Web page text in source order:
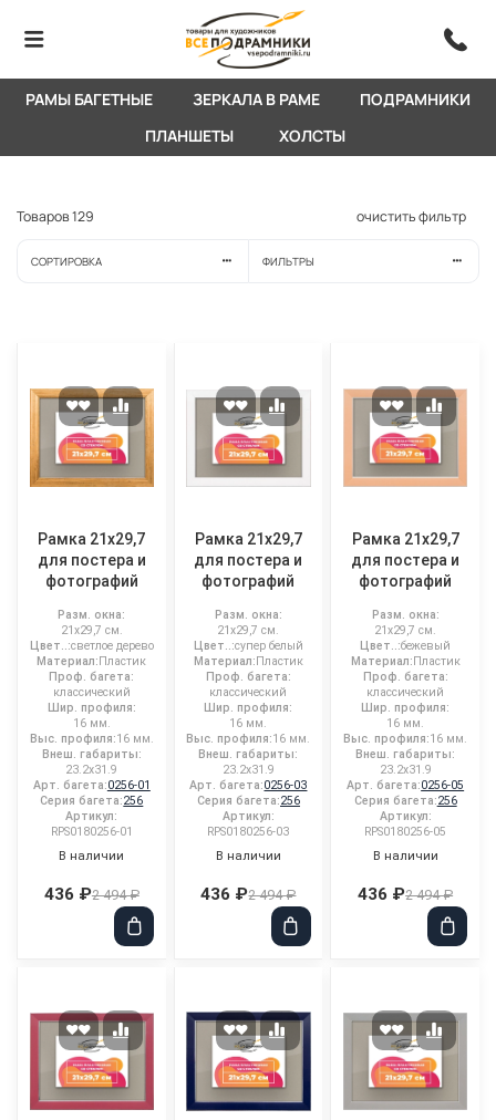
РАМЫ БАГЕТНЫЕ ЗЕРКАЛА В РАМЕ
ПОДРАМНИКИ
ПЛАНШЕТЫ
ХОЛСТЫ
Товаров129 очистить фильтр
СОРТИРОВКА ФИЛЬТРЫ
Рамка 21x29,7
для постера и
фотографий
Разм. окна:
21x29,7 см.
Цвет..:светлое дерево
Материал:Пластик
Проф. багета:
классический
Шир. профиля:
16 мм.
Выс. профиля:16 мм.
Внеш. габариты:
23.2x31.9
Арт. багета:0256-01
Серия багета:256
Артикул:
RPS0180256-01
В наличии
436 ₽2 494 ₽
Рамка 21x29,7
для постера и
фотографий
Разм. окна:
21x29,7 см.
Цвет..:супер белый
Материал:Пластик
Проф. багета:
классический
Шир. профиля:
16 мм.
Выс. профиля:16 мм.
Внеш. габариты:
23.2x31.9
Арт. багета:0256-03
Серия багета:256
Артикул:
RPS0180256-03
В наличии
436 ₽2 494 ₽
Рамка 21x29,7
для постера и
фотографий
Разм. окна:
21x29,7 см.
Цвет..:бежевый
Материал:Пластик
Проф. багета:
классический
Шир. профиля:
16 мм.
Выс. профиля:16 мм.
Внеш. габариты:
23.2x31.9
Арт. багета:0256-05
Серия багета:256
Артикул:
RPS0180256-05
В наличии
436 ₽2 494 ₽